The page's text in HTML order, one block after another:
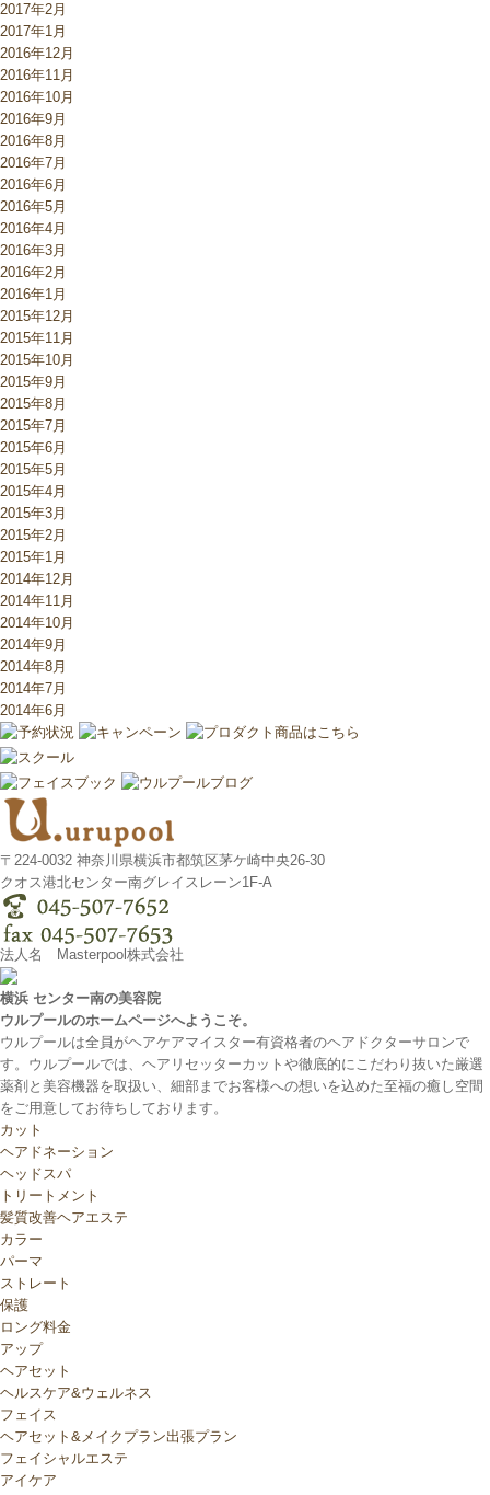
2017年2月
2017年1月
2016年12月
2016年11月
2016年10月
2016年9月
2016年8月
2016年7月
2016年6月
2016年5月
2016年4月
2016年3月
2016年2月
2016年1月
2015年12月
2015年11月
2015年10月
2015年9月
2015年8月
2015年7月
2015年6月
2015年5月
2015年4月
2015年3月
2015年2月
2015年1月
2014年12月
2014年11月
2014年10月
2014年9月
2014年8月
2014年7月
2014年6月
〒224-0032 神奈川県横浜市都筑区茅ケ崎中央26-30
クオス港北センター南グレイスレーン1F‐A
法人名 Masterpool株式会社
横浜 センター南の美容院
ウルプールのホームページへようこそ。
ウルプールは全員がヘアケアマイスター有資格者のヘアドクターサロンで
す。ウルプールでは、ヘアリセッターカットや徹底的にこだわり抜いた厳選
薬剤と美容機器を取扱い、細部までお客様への想いを込めた至福の癒し空間
をご用意してお待ちしております。
カット
ヘアドネーション
ヘッドスパ
トリートメント
髪質改善ヘアエステ
カラー
パーマ
ストレート
保護
ロング料金
アップ
ヘアセット
ヘルスケア&ウェルネス
フェイス
ヘアセット&メイクプラン出張プラン
フェイシャルエステ
アイケア